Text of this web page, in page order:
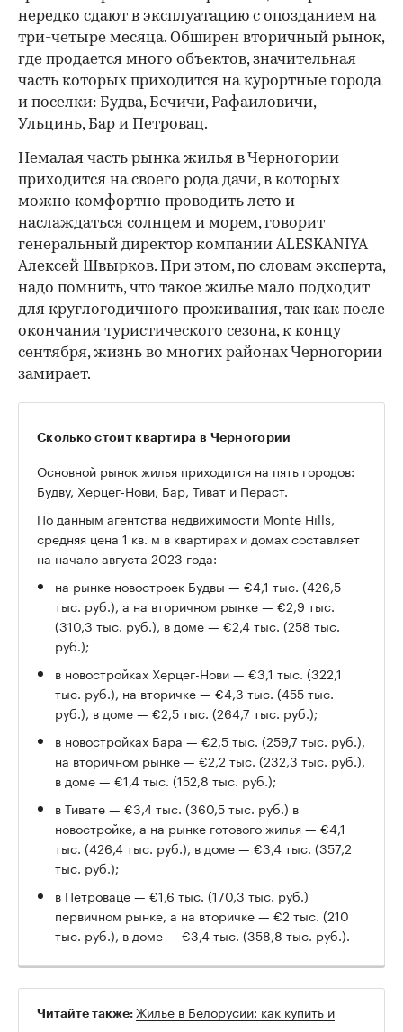
нередко сдают в эксплуатацию с опозданием на
три-четыре месяца. Обширен вторичный рынок,
где продается много объектов, значительная
часть которых приходится на курортные города
и поселки: Будва, Бечичи, Рафаиловичи,
Ульцинь, Бар и Петровац.
Немалая часть рынка жилья в Черногории
приходится на своего рода дачи, в которых
можно комфортно проводить лето и
наслаждаться солнцем и морем, говорит
генеральный директор компании ALESKANIYA
Алексей Швырков. При этом, по словам эксперта,
надо помнить, что такое жилье мало подходит
для круглогодичного проживания, так как после
окончания туристического сезона, к концу
сентября, жизнь во многих районах Черногории
замирает.
Сколько стоит квартира в Черногории
Основной рынок жилья приходится на пять городов:
Будву, Херцег-Нови, Бар, Тиват и Пераст.
По данным агентства недвижимости Monte Hills,
средняя цена 1 кв. м в квартирах и домах составляет
на начало августа 2023 года:
на рынке новостроек Будвы — €4,1 тыс. (426,5
тыс. руб.), а на вторичном рынке — €2,9 тыс.
(310,3 тыс. руб.), в доме — €2,4 тыс. (258 тыс.
руб.);
в новостройках Херцег-Нови — €3,1 тыс. (322,1
тыс. руб.), на вторичке — €4,3 тыс. (455 тыс.
руб.), в доме — €2,5 тыс. (264,7 тыс. руб.);
в новостройках Бара — €2,5 тыс. (259,7 тыс. руб.),
на вторичном рынке — €2,2 тыс. (232,3 тыс. руб.),
в доме — €1,4 тыс. (152,8 тыс. руб.);
в Тивате — €3,4 тыс. (360,5 тыс. руб.) в
новостройке, а на рынке готового жилья — €4,1
тыс. (426,4 тыс. руб.), в доме — €3,4 тыс. (357,2
тыс. руб.);
в Петроваце — €1,6 тыс. (170,3 тыс. руб.)
первичном рынке, а на вторичке — €2 тыс. (210
тыс. руб.), в доме — €3,4 тыс. (358,8 тыс. руб.).
Читайте также: Жилье в Белорусии: как купить и